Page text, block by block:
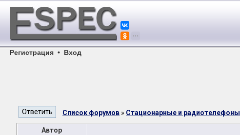
Регистрация • Вход
Список форумов » Стационарные и радиотелефоны
Автор